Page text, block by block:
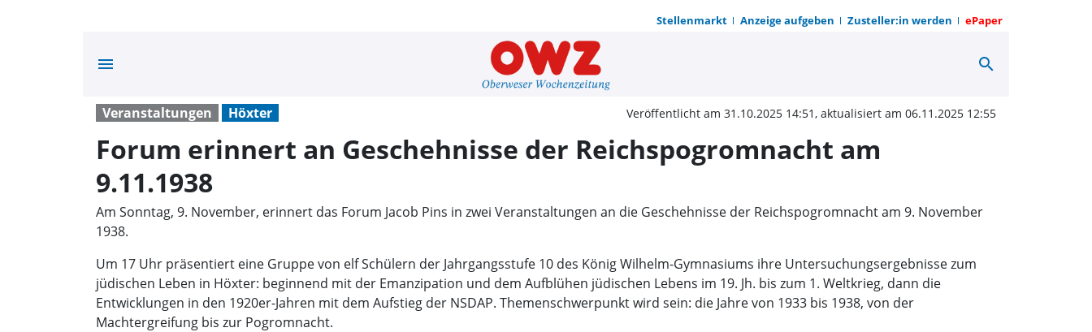
Stellenmarkt Anzeige aufgeben Zusteller:in werden ePaper
menu Forum erinnert an Geschehnisse
search
Veranstaltungen Höxter Veröffentlicht am 31.10.2025 14:51, aktualisiert am 06.11.2025 12:55
Forum erinnert an Geschehnisse der Reichspogromnacht am
9.11.1938
Am Sonntag, 9. November, erinnert das Forum Jacob Pins in zwei Veranstaltungen an die Geschehnisse der Reichspogromnacht am 9. November
1938.
Um 17 Uhr präsentiert eine Gruppe von elf Schülern der Jahrgangsstufe 10 des König Wilhelm-Gymnasiums ihre Untersuchungsergebnisse zum
jüdischen Leben in Höxter: beginnend mit der Emanzipation und dem Aufblühen jüdischen Lebens im 19. Jh. bis zum 1. Weltkrieg, dann die
Entwicklungen in den 1920er-Jahren mit dem Aufstieg der NSDAP. Themenschwerpunkt wird sein: die Jahre von 1933 bis 1938, von der
Machtergreifung bis zur Pogromnacht.